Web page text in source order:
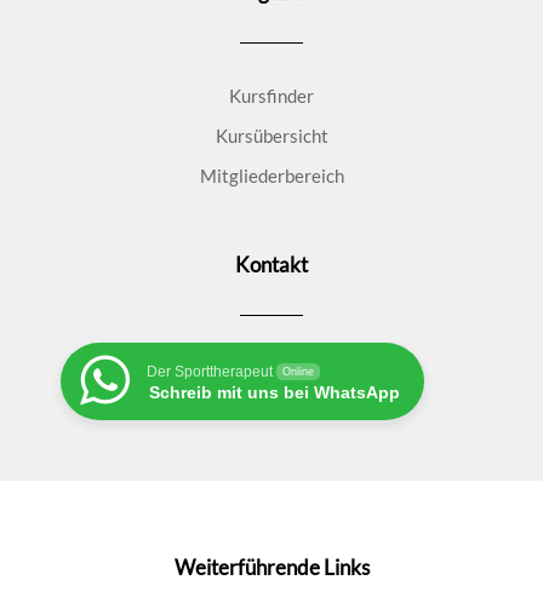
Kursfinder
Kursübersicht
Mitgliederbereich
Kontakt
Der Sporttherapeut Online
Schreib mit uns bei WhatsApp
Weiterführende Links